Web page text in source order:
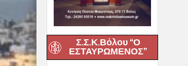
Σ.Σ.Κ.Βόλου “Ο
ΕΣΤΑΥΡΩΜΕΝΟΣ”